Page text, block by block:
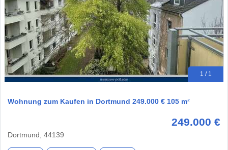
1 / 1
Wohnung zum Kaufen in Dortmund 249.000 € 105 m²
249.000 €
Dortmund, 44139